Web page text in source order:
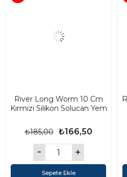
River Long Worm 10 Cm
Kırmızı Silikon Solucan Yem
₺166,50
₺185,00
Sepete Ekle